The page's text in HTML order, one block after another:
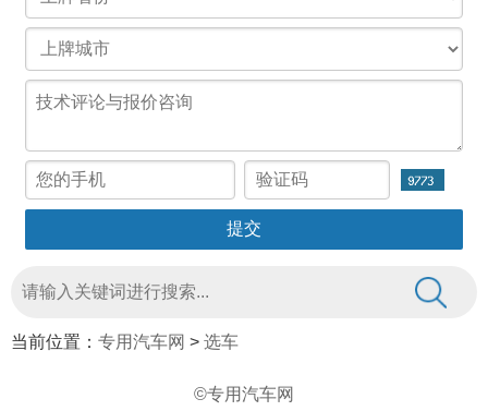
当前位置： 专用汽车网 > 选车
©专用汽车网